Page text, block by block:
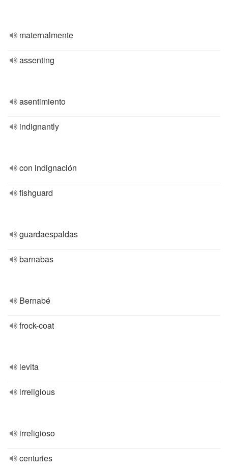
maternalmente
assenting
asentimiento
indignantly
con indignación
fishguard
guardaespaldas
barnabas
Bernabé
frock-coat
levita
irreligious
irreligioso
centuries